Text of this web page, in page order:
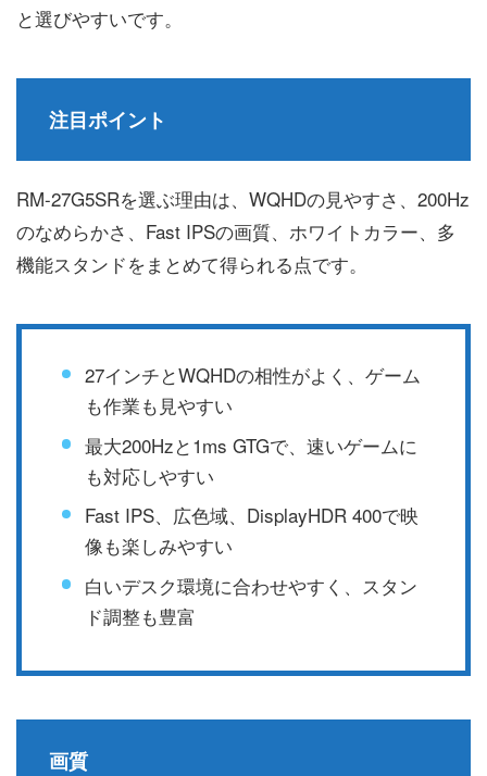
と選びやすいです。
注目ポイント
RM-27G5SRを選ぶ理由は、WQHDの見やすさ、200Hz
のなめらかさ、Fast IPSの画質、ホワイトカラー、多
機能スタンドをまとめて得られる点です。
27インチとWQHDの相性がよく、ゲーム
も作業も見やすい
最大200Hzと1ms GTGで、速いゲームに
も対応しやすい
Fast IPS、広色域、DisplayHDR 400で映
像も楽しみやすい
白いデスク環境に合わせやすく、スタン
ド調整も豊富
画質